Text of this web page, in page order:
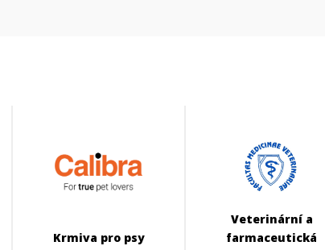
Krmiva pro psy
Veterinární a
farmaceutická